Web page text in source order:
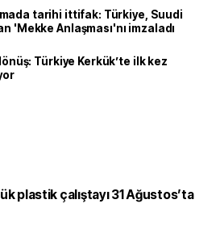
tarihi ittifak: Türkiye, Suudi
'Mekke Anlaşması'nı imzaladı
Türkiye Kerkük’te ilk kez
plastik çalıştayı 31 Ağustos’ta